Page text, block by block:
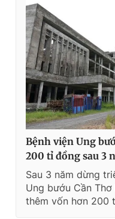
t
T
i
m
e
n
Bệnh viện Ung
200 tỉ đồng sau 3
Sau 3 năm dừng
Ung bướu Cần
thêm vốn hơn 200